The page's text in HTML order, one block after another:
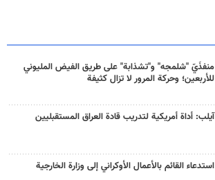
منفذَيّ "شلمجه" و"تشذابة" على طريق الفيض المليوني
للأربعين؛ وحركة المرور لا تزال كثيفة
آيلب: أداة أمريكية لتدريب قادة العراق المستقبليين
استدعاء القائم بالأعمال الأوكراني إلى وزارة الخارجية